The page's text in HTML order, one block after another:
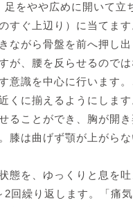
足をやや広めに開いて立
すぐ上辺り）に当てま
ながら骨盤を前へ押し
が、腰を反らせるので
意識を中心に行います
くに揃えるようにしま
ることができ、胸が開
膝は曲げず顎が上がら
態を、ゆっくりと息を
2回繰り返します。「痛